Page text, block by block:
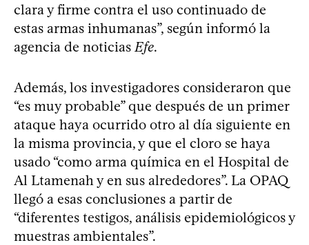
clara y firme contra el uso continuado de
estas armas inhumanas”, según informó la
agencia de noticiasEfe.
Además, los investigadores consideraron que
“es muy probable” que después de un primer
ataque haya ocurrido otro al día siguiente en
la misma provincia, y que el cloro se haya
usado “como arma química en el Hospital de
Al Ltamenah y en sus alrededores”. La OPAQ
llegó a esas conclusiones a partir de
“diferentes testigos, análisis epidemiológicos y
muestras ambientales”.